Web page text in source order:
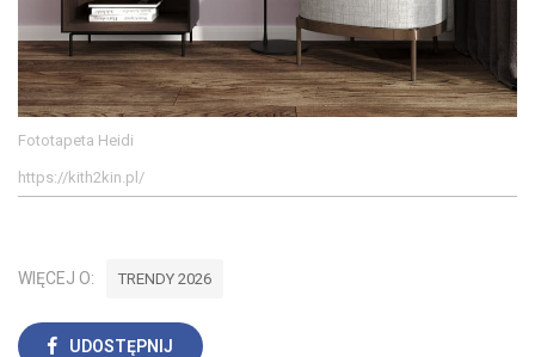
Fototapeta Heidi
https://kith2kin.pl/
WIĘCEJ O: TRENDY 2026
UDOSTĘPNIJ